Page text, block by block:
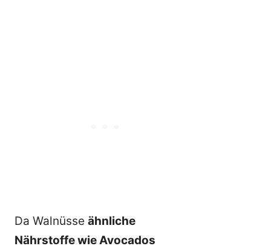
Da Walnüsse ähnliche
Nährstoffe wie Avocados